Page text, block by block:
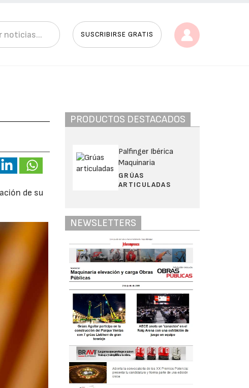
SUSCRIBIRSE GRATIS
de su
PRODUCTOS DESTACADOS
Palfinger Ibérica
Maquinaria
GRÚAS
ARTICULADAS
NEWSLETTERS